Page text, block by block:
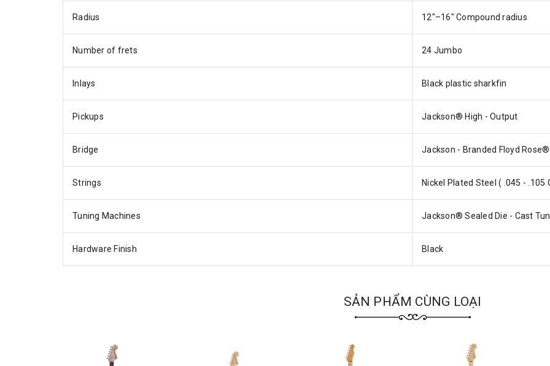
Radius 12"–16" Compound radius
Number of frets 24 Jumbo
Inlays Black plastic sharkfin
Pickups Jackson® High - Output
Bridge Jackson - Branded Floyd
Strings Nickel Plated Steel ( .045 - .105
Tuning Machines Jackson® Sealed Die - Cast
Hardware Finish Black
SẢN PHẨM CÙNG LOẠI